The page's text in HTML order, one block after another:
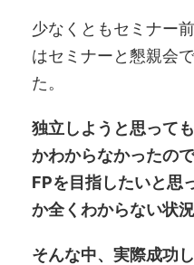
少なくともセミナー
はセミナーと懇親会
た。
独立しようと思って
かわからなかったの
FPを目指したいと思
か全くわからない状況
そんな中、実際成功